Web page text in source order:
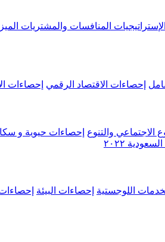
المنافسات والمشتريات
إحصاءات الاقتصاد الرقمي إحصاءات
الاجتماعي والتنوع إحصاءات حيوية و
٢٠٢٢
اللوجستية إحصاءات البيئة